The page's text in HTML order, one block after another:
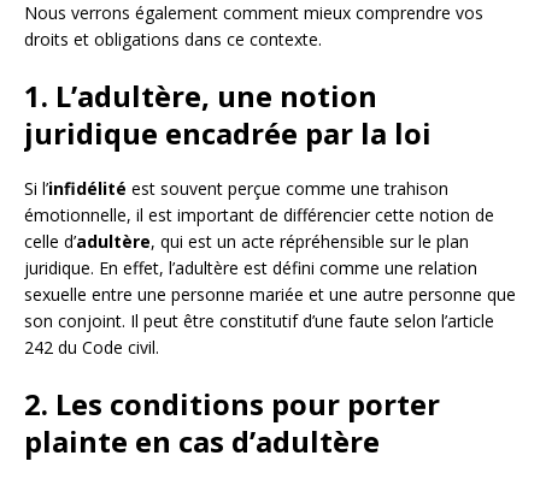
Nous verrons également comment mieux comprendre vos
droits et obligations dans ce contexte.
1. L’adultère, une notion
juridique encadrée par la loi
Si l’infidélité est souvent perçue comme une trahison
émotionnelle, il est important de différencier cette notion de
celle d’adultère, qui est un acte répréhensible sur le plan
juridique. En effet, l’adultère est défini comme une relation
sexuelle entre une personne mariée et une autre personne que
son conjoint. Il peut être constitutif d’une faute selon l’article
242 du Code civil.
2. Les conditions pour porter
plainte en cas d’adultère